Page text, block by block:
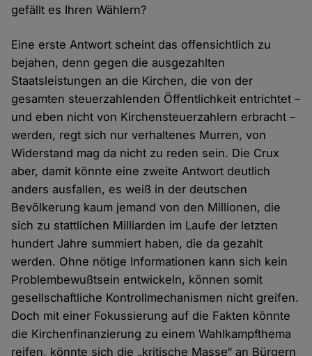
gefällt es Ihren Wählern?
Eine erste Antwort scheint das offensichtlich zu
bejahen, denn gegen die ausgezahlten
Staatsleistungen an die Kirchen, die von der
gesamten steuerzahlenden Öffentlichkeit entrichtet –
und eben nicht von Kirchensteuerzahlern erbracht –
werden, regt sich nur verhaltenes Murren, von
Widerstand mag da nicht zu reden sein. Die Crux
aber, damit könnte eine zweite Antwort deutlich
anders ausfallen, es weiß in der deutschen
Bevölkerung kaum jemand von den Millionen, die
sich zu stattlichen Milliarden im Laufe der letzten
hundert Jahre summiert haben, die da gezahlt
werden. Ohne nötige Informationen kann sich kein
Problembewußtsein entwickeln, können somit
gesellschaftliche Kontrollmechanismen nicht greifen.
Doch mit einer Fokussierung auf die Fakten könnte
die Kirchenfinanzierung zu einem Wahlkampfthema
reifen, könnte sich die „kritische Masse“ an Bürgern